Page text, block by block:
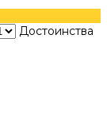
Достоинства